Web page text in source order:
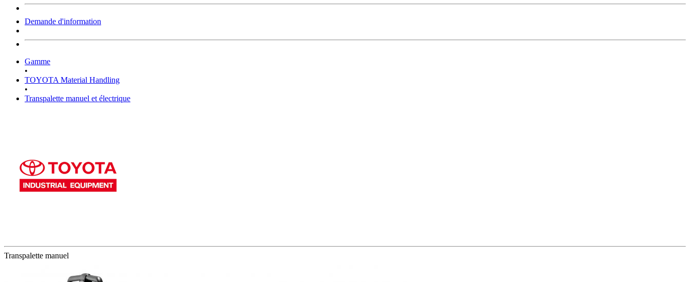
Demande d'information
Gamme
•
TOYOTA Material Handling
•
Transpalette manuel et électrique
Transpalette manuel